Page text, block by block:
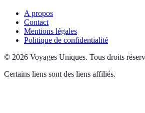
A propos
Contact
Mentions légales
Politique de confidentialité
© 2026 Voyages Uniques. Tous droits
Certains liens sont des liens affiliés.